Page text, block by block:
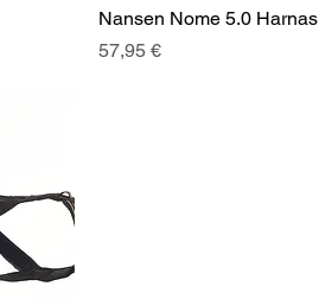
Nansen Nome 5.0 Harnas
Prix
57,95 €